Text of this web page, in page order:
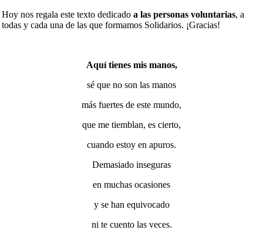
Hoy nos regala este texto dedicado a las personas voluntarias, a
todas y cada una de las que formamos Solidarios. ¡Gracias!
Aquí tienes mis manos,
sé que no son las manos
más fuertes de este mundo,
que me tiemblan, es cierto,
cuando estoy en apuros.
Demasiado inseguras
en muchas ocasiones
y se han equivocado
ni te cuento las veces.